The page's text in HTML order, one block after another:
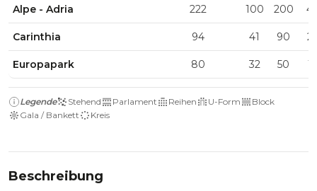
Alpe - Adria 222 100 200
Carinthia 94 41 90
Europapark 80 32 50 16
Legende Stehend Parlament Reihen U-Form
Block
Gala / Bankett
Kreis
Beschreibung